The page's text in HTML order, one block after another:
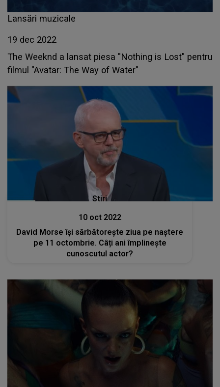
Lansări muzicale
19 dec 2022
The Weeknd a lansat piesa "Nothing is Lost" pentru
filmul "Avatar: The Way of Water"
Stiri
10 oct 2022
David Morse își sărbătorește ziua pe naștere
pe 11 octombrie. Câți ani împlinește
cunoscutul actor?